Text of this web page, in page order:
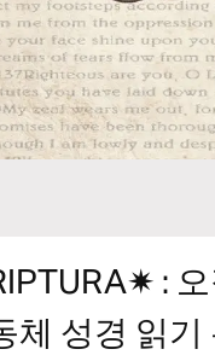
:
체 성경 읽